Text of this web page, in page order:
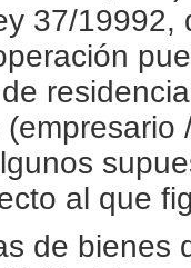
37/
al que
de bienes